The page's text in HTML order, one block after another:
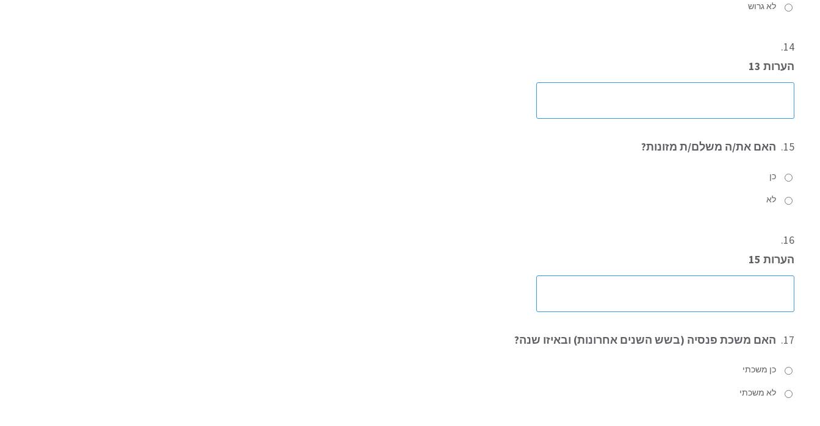
לא גרוש
14.
הערות 13
15. האם את/ה משלם/ת מזונות?
כן
לא
16.
הערות 15
17. האם משכת פנסיה (בשש השנים אחרונות) ובאיזו שנה?
כן משכתי
לא משכתי